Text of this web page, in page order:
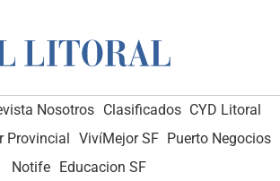
Nosotros Clasificados CYD Litoral
Provincial VivíMejor SF Puerto Negocios
Notife Educacion SF